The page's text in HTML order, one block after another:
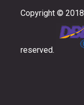
Copyright ©
reserved.